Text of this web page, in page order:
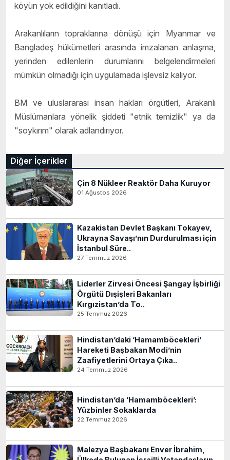
köyün yok edildiğini kanıtladı.
Arakanlıların topraklarına dönüşü için Myanmar ve
Bangladeş hükümetleri arasında imzalanan anlaşma,
yerinden edilenlerin durumlarını belgelendirmeleri
mümkün olmadığı için uygulamada işlevsiz kalıyor.
BM ve uluslararası insan hakları örgütleri, Arakanlı
Müslümanlara yönelik şiddeti "etnik temizlik" ya da
"soykırım" olarak adlandırıyor.
Diğer İçerikler
Çin 8 Nükleer Reaktör Daha Kuruyor
01 Ağustos 2026
Kazakistan Devlet Başkanı Tokayev,
Ukrayna Savaşı’nın Durdurulması için
İstanbul Süre..
27 Temmuz 2026
Liderler Zirvesi Öncesi Şangay İşbirliği
Örgütü Dışişleri Bakanları
Kırgızistan’da To..
25 Temmuz 2026
Hindistan’daki ‘Hamamböcekleri’
Hareketi Başbakan Modi’nin
Zaafiyetlerini Ortaya Çıka..
24 Temmuz 2026
Hindistan’da ‘Hamamböcekleri’:
Yüzbinler Sokaklarda
22 Temmuz 2026
Malezya Başbakanı Enver İbrahim,